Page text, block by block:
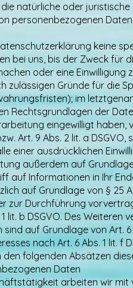
natürliche oder
personenbezogenen
keine
bei uns, bis der Zweck für
oder eine
zulässigen Gründe für die
im
Rechtsgrundlagen der
eingewilligt
Art. 9 Abs. 2 lit. a
einer ausdrücklichen
außerdem auf Grundlage
auf Informationen in Ihr
auf Grundlage von § 25
zur Durchführung
lit. b DSGVO. Des
auf Grundlage von Art.
nach Art. 6 Abs. 1 lit. f
folgenden Absätzen
Daten
arbeiten wir